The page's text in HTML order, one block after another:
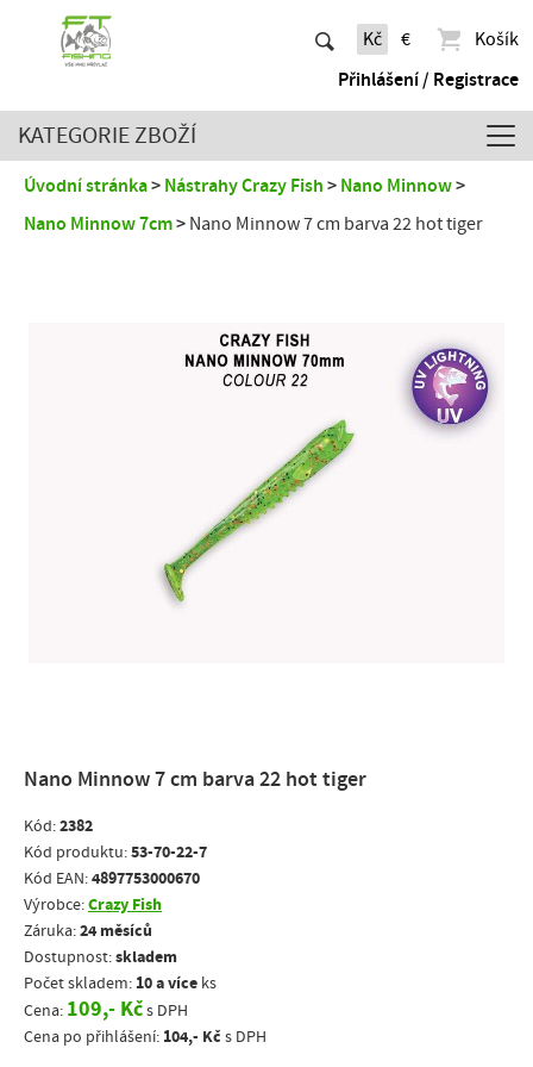
Kč €
Košík
Přihlášení / Registrace
KATEGORIE ZBOŽÍ
Úvodní stránka Nástrahy Crazy Fish
Nano Minnow
Nano Minnow 7cm
Nano Minnow 7 cm barva 22 hot tiger
Nano Minnow 7 cm barva 22 hot tiger
Kód:2382
Kód produktu:53-70-22-7
Kód EAN:4897753000670
Výrobce:Crazy Fish
Záruka:24 měsíců
Dostupnost:skladem
Počet skladem: 10 a více ks
Cena: 109,- Kčs DPH
Cena po přihlášení: 104,- Kč s DPH